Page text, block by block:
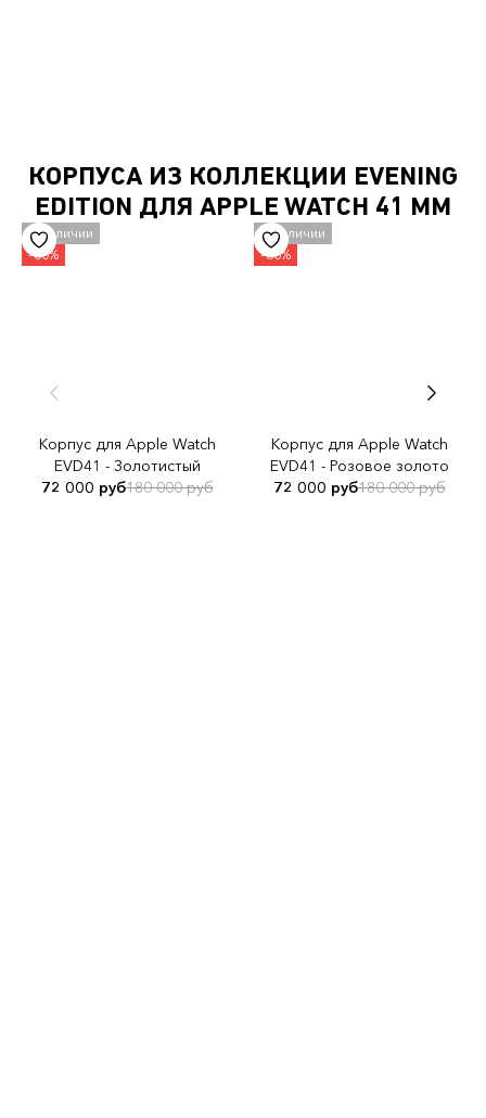
КОРПУСА ИЗ КОЛЛЕКЦИИ EVENING
EDITION ДЛЯ APPLE WATCH 41 MM
Корпус для Apple Watch
EVD41 - Золотистый
72 000 руб180 000 руб
Корпус для Apple Watch
EVD41 - Розовое золото
72 000 руб180 000 руб